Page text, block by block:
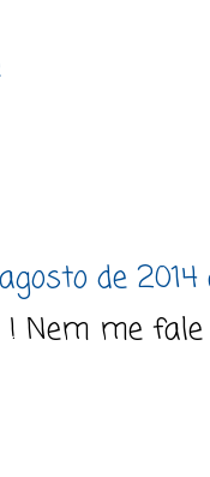
de
! Nem me